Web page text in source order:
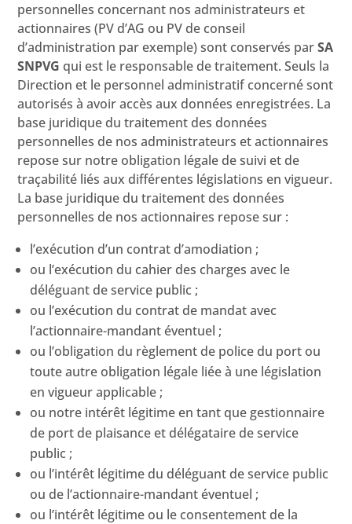
personnelles concernant nos administrateurs et
actionnaires (PV d’AG ou PV de conseil
d’administration par exemple) sont conservés parSA
SNPVG qui est le responsable de traitement. Seuls la
Direction et le personnel administratif concerné sont
autorisés à avoir accès aux données enregistrées. La
base juridique du traitement des données
personnelles de nos administrateurs et actionnaires
repose sur notre obligation légale de suivi et de
traçabilité liés aux différentes législations en vigueur.
La base juridique du traitement des données
personnelles de nos actionnaires repose sur :
l’exécution d’un contrat d’amodiation ;
ou l’exécution du cahier des charges avec le
déléguant de service public ;
ou l’exécution du contrat de mandat avec
l’actionnaire-mandant éventuel ;
ou l’obligation du règlement de police du port ou
toute autre obligation légale liée à une législation
en vigueur applicable ;
ou notre intérêt légitime en tant que gestionnaire
de port de plaisance et délégataire de service
public ;
ou l’intérêt légitime du déléguant de service public
ou de l’actionnaire-mandant éventuel ;
ou l’intérêt légitime ou le consentement de la